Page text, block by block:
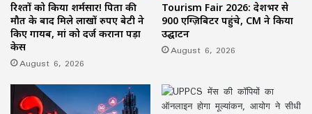
रिश्तों को किया शर्मसार! पिता की
मौत के बाद मिले लाखों रुपए बेटी ने
किए गायब, मां को दर्ज कराना पड़ा
केस
August 6, 2026
Tourism Fair 2026: देशभर से
900 एग्ज़िबिटर पहुंचे, CM ने किया
उद्घाटन
August 6, 2026